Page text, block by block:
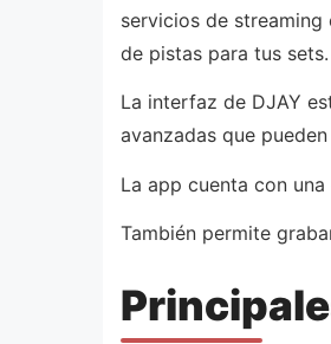
servicios de
de pistas para tus sets.
La interfaz de DJAY
avanzadas que
La app cuenta con
También permite